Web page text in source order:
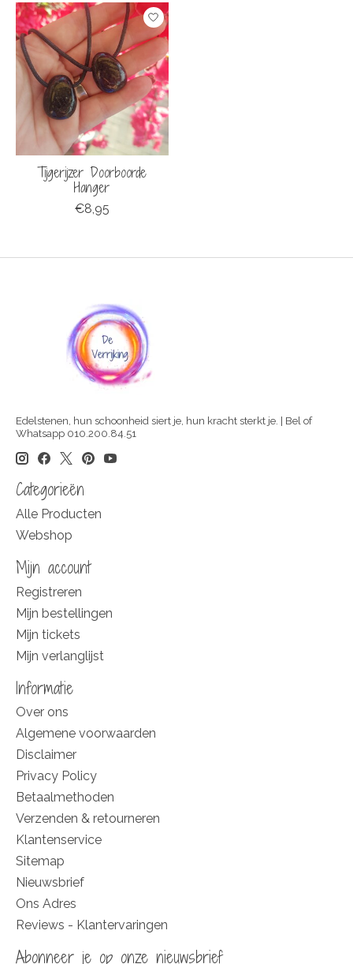
Tijgerijzer Doorboorde
Hanger
€8,95
Edelstenen, hun schoonheid siert je, hun kracht sterkt je. | Bel of
Whatsapp 010.200.84.51
Categorieën
Alle Producten
Webshop
Mijn account
Registreren
Mijn bestellingen
Mijn tickets
Mijn verlanglijst
Informatie
Over ons
Algemene voorwaarden
Disclaimer
Privacy Policy
Betaalmethoden
Verzenden & retourneren
Klantenservice
Sitemap
Nieuwsbrief
Ons Adres
Reviews - Klantervaringen
Abonneer je op onze nieuwsbrief